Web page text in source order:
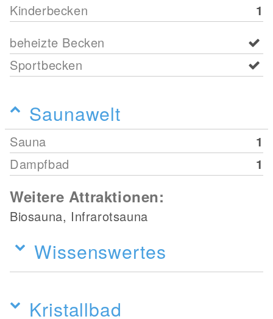
Kinderbecken
1
beheizte Becken
Sportbecken
Saunawelt
Sauna
1
Dampfbad
1
Weitere Attraktionen:
Biosauna, Infrarotsauna
Wissenswertes
Kristallbad